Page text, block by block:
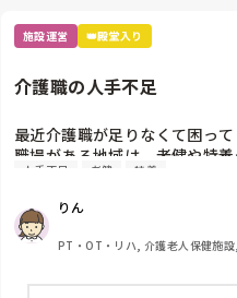
施設運営 👑殿堂入り
介護職の人手不足
最近介護職が足りなくて困って
職場がある地域は、老健や特
ているため、飽和状態です。
方が多くなって来ており、記録
遣いなどでトラブル続きです。
皆さんの職場はどうですか？
今後も人手不足がさらに深刻
人手不足 老健 特養
りん
PT・OT・リハ, 介護老人保健施設